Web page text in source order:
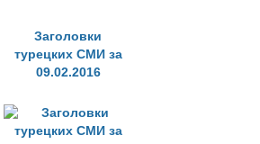
Заголовки
турецких СМИ за
09.02.2016